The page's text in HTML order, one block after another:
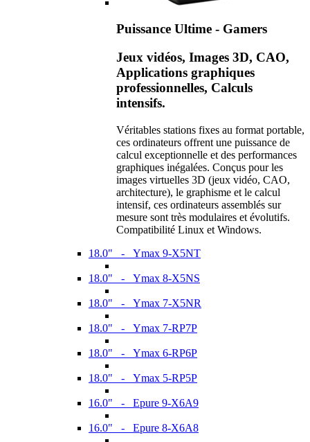
Puissance Ultime - Gamers
Jeux vidéos, Images 3D, CAO,
Applications graphiques
professionnelles, Calculs
intensifs.
Véritables stations fixes au format portable,
ces ordinateurs offrent une puissance de
calcul exceptionnelle et des performances
graphiques inégalées. Conçus pour les
images virtuelles 3D (jeux vidéo, CAO,
architecture), le graphisme et le calcul
intensif, ces ordinateurs assemblés sur
mesure sont très modulaires et évolutifs.
Compatibilité Linux et Windows.
18.0" - Ymax 9-X5NT
18.0" - Ymax 8-X5NS
18.0" - Ymax 7-X5NR
18.0" - Ymax 7-RP7P
18.0" - Ymax 6-RP6P
18.0" - Ymax 5-RP5P
16.0" - Epure 9-X6A9
16.0" - Epure 8-X6A8